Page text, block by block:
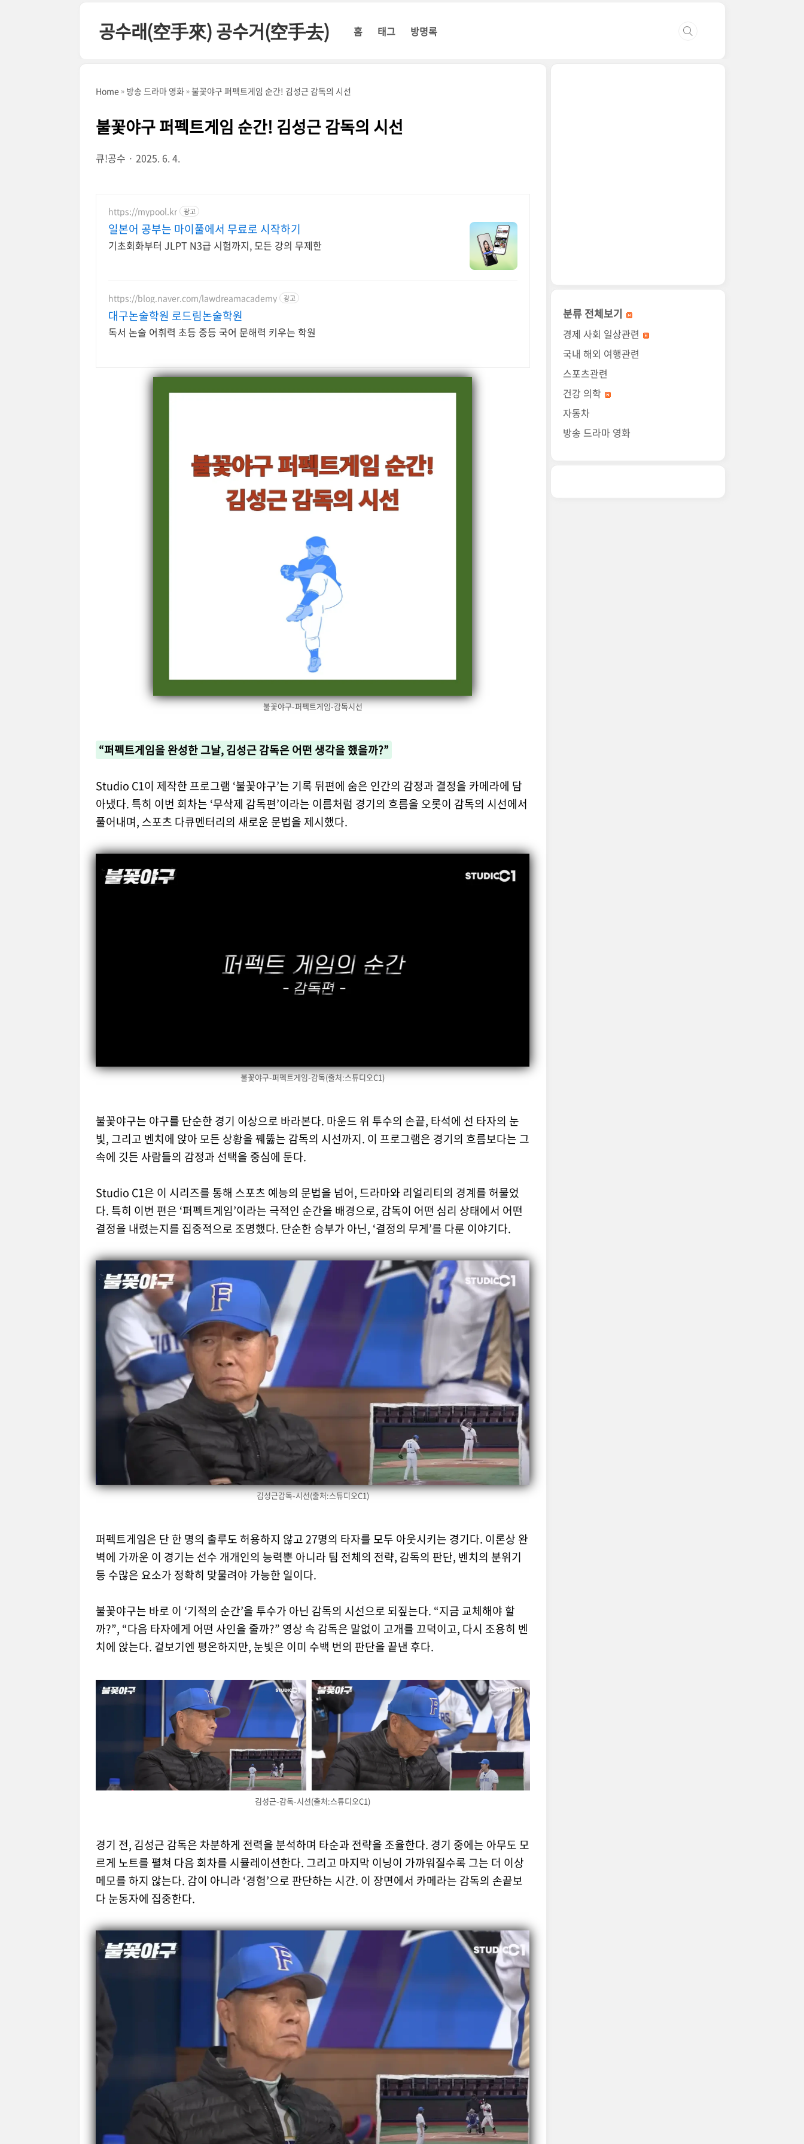
공수래(空手來) 공수거(空手去) 홈 태그 방명록
Home 방송 드라마 영화 불꽃야구 퍼펙트게임 순간! 김성근 감독의 시선
불꽃야구 퍼펙트게임 순간! 김성근 감독의 시선
큐!공수 2025. 6. 4.
https://mypool.kr 광고
일본어 공부는 마이풀에서 무료로 시작하기
기초회화부터 JLPT N3급 시험까지, 모든 강의 무제한
https://blog.naver.com/lawdreamacademy 광고
대구논술학원 로드림논술학원
독서 논술 어휘력 초등 중등 국어 문해력 키우는 학원
불꽃야구-퍼펙트게임-감독시선
“퍼펙트게임을 완성한 그날, 김성근 감독은 어떤 생각을 했을까?”
Studio C1이 제작한 프로그램 ‘불꽃야구’는 기록 뒤편에 숨은 인간의 감정과 결정을 카메라에 담
아냈다. 특히 이번 회차는 ‘무삭제 감독편’이라는 이름처럼 경기의 흐름을 오롯이 감독의 시선에서
풀어내며, 스포츠 다큐멘터리의 새로운 문법을 제시했다.
불꽃야구-퍼펙트게임-감독(출처:스튜디오C1)
불꽃야구는 야구를 단순한 경기 이상으로 바라본다. 마운드 위 투수의 손끝, 타석에 선 타자의 눈
빛, 그리고 벤치에 앉아 모든 상황을 꿰뚫는 감독의 시선까지. 이 프로그램은 경기의 흐름보다는 그
속에 깃든 사람들의 감정과 선택을 중심에 둔다.
Studio C1은 이 시리즈를 통해 스포츠 예능의 문법을 넘어, 드라마와 리얼리티의 경계를 허물었
다. 특히 이번 편은 ‘퍼펙트게임’이라는 극적인 순간을 배경으로, 감독이 어떤 심리 상태에서 어떤
결정을 내렸는지를 집중적으로 조명했다. 단순한 승부가 아닌, ‘결정의 무게’를 다룬 이야기다.
김성근감독-시선(출처:스튜디오C1)
퍼펙트게임은 단 한 명의 출루도 허용하지 않고 27명의 타자를 모두 아웃시키는 경기다. 이론상 완
벽에 가까운 이 경기는 선수 개개인의 능력뿐 아니라 팀 전체의 전략, 감독의 판단, 벤치의 분위기
등 수많은 요소가 정확히 맞물려야 가능한 일이다.
불꽃야구는 바로 이 ‘기적의 순간’을 투수가 아닌 감독의 시선으로 되짚는다. “지금 교체해야 할
까?”, “다음 타자에게 어떤 사인을 줄까?” 영상 속 감독은 말없이 고개를 끄덕이고, 다시 조용히 벤
치에 앉는다. 겉보기엔 평온하지만, 눈빛은 이미 수백 번의 판단을 끝낸 후다.
김성근-감독-시선(출처:스튜디오C1)
경기 전, 김성근 감독은 차분하게 전력을 분석하며 타순과 전략을 조율한다. 경기 중에는 아무도 모
르게 노트를 펼쳐 다음 회차를 시뮬레이션한다. 그리고 마지막 이닝이 가까워질수록 그는 더 이상
메모를 하지 않는다. 감이 아니라 ‘경험’으로 판단하는 시간. 이 장면에서 카메라는 감독의 손끝보
다 눈동자에 집중한다.
분류 전체보기
경제 사회 일상관련
국내 해외 여행관련
스포츠관련
건강 의학
자동차
방송 드라마 영화